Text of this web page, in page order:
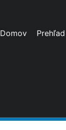
Domov Prehľad